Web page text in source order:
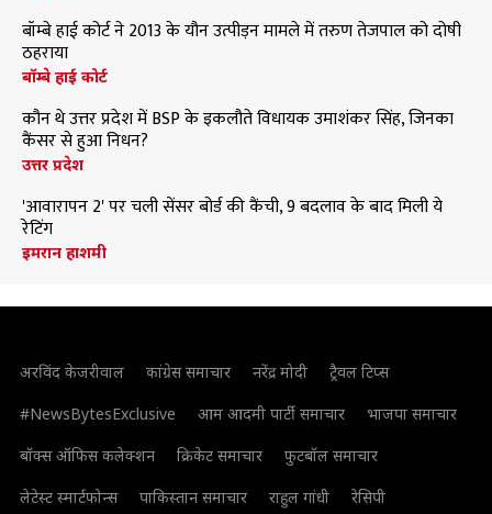
बॉम्बे हाई कोर्ट ने 2013 के यौन उत्पीड़न मामले में तरुण तेजपाल को दोषी
ठहराया
बॉम्बे हाई कोर्ट
कौन थे उत्तर प्रदेश में BSP के इकलौते विधायक उमाशंकर सिंह, जिनका
कैंसर से हुआ निधन?
उत्तर प्रदेश
'आवारापन 2' पर चली सेंसर बोर्ड की कैंची, 9 बदलाव के बाद मिली ये
रेटिंग
इमरान हाशमी
अरविंद केजरीवाल कांग्रेस समाचार नरेंद्र मोदी
ट्रैवल टिप्स
#NewsBytesExclusive
आम आदमी पार्टी समाचार
भाजपा समाचार
बॉक्स ऑफिस कलेक्शन
क्रिकेट समाचार
फुटबॉल समाचार
लेटेस्ट स्मार्टफोन्स
पाकिस्तान समाचार राहुल गांधी रेसिपी